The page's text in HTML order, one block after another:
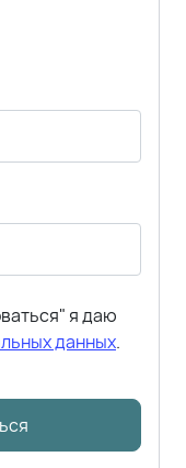
я даю
данных.